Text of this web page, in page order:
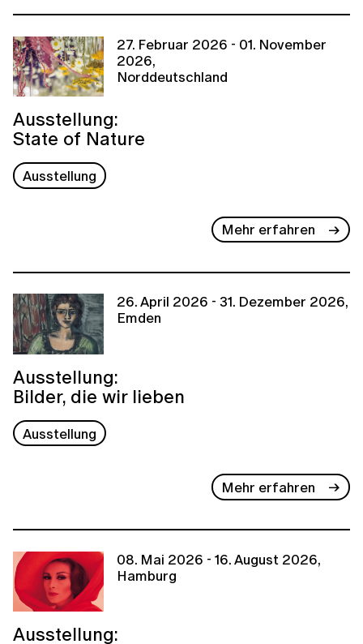
27. Februar 2026 - 01. November
2026,
Norddeutschland
Ausstellung:
State of Nature
Ausstellung
Mehr erfahren
26. April 2026 - 31. Dezember 2026,
Emden
Ausstellung:
Bilder, die wir lieben
Ausstellung
Mehr erfahren
08. Mai 2026 - 16. August 2026,
Hamburg
Ausstellung: